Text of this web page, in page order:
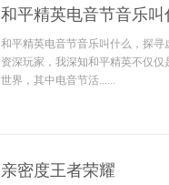
和平精英电音节音乐叫
和平精英电音节音乐叫什么，探
资深玩家，我深知和平精英不仅
世界，其中电音节活......
亲密度王者荣耀